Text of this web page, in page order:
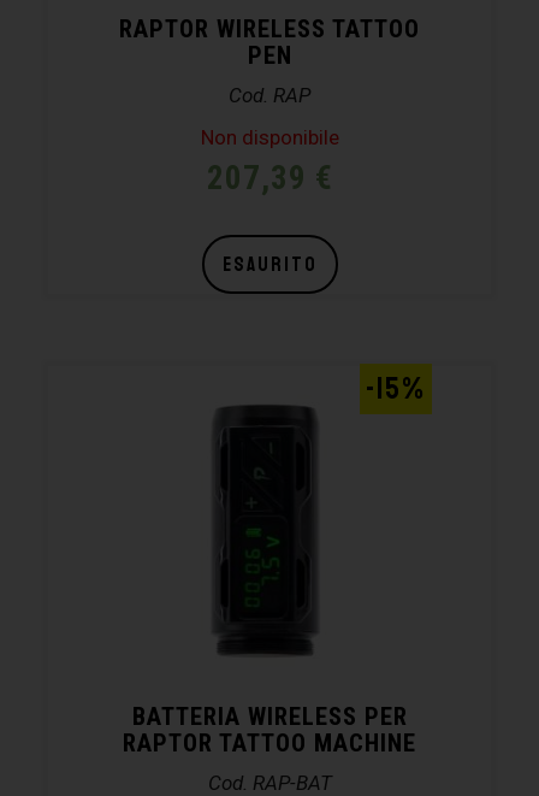
RAPTOR WIRELESS TATTOO
PEN
Cod. RAP
Non disponibile
207,39 €
ESAURITO
BATTERIA WIRELESS PER
RAPTOR TATTOO MACHINE
Cod. RAP-BAT
-15%